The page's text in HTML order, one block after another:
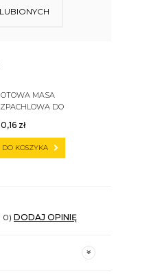
MASA
DO
zł
DO KOSZYKA
0) DODAJ OPINIĘ